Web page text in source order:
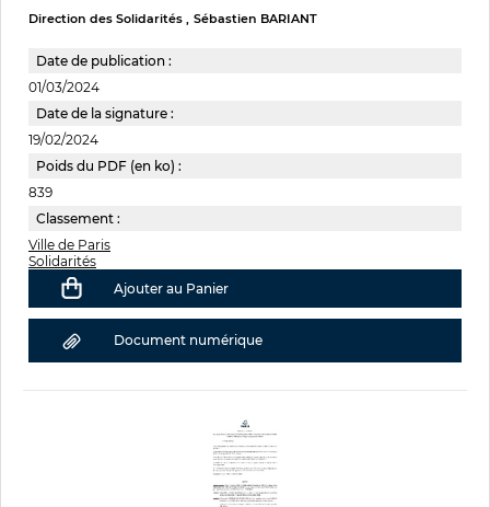
Direction des Solidarités Sébastien BARIANT
Date de publication :
01/03/2024
Date de la signature :
19/02/2024
Poids du PDF (en ko) :
839
Classement :
Ville de Paris
Solidarités
Ajouter au Panier
Document numérique